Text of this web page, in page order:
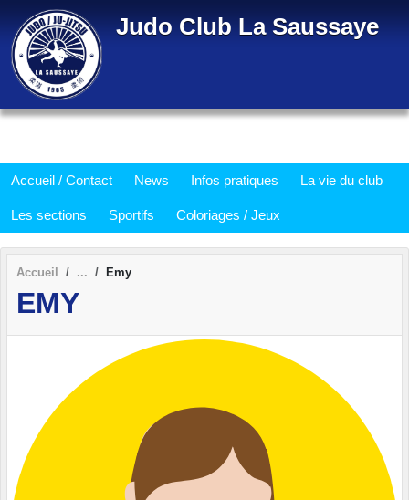
Judo Club La Saussaye
Accueil / Contact News Infos pratiques La vie du club
Les sections Sportifs Coloriages / Jeux
Accueil Emy
EMY
Panneau de gestion des cookies